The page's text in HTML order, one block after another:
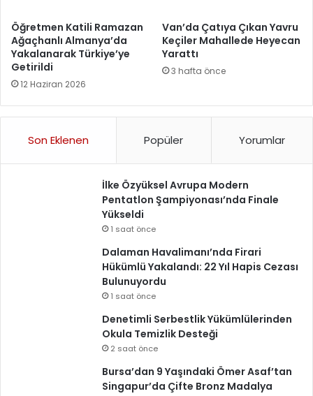
Öğretmen Katili Ramazan
Ağaçhanlı Almanya’da
Yakalanarak Türkiye’ye
Getirildi
12 Haziran 2026
Van’da Çatıya Çıkan Yavru
Keçiler Mahallede Heyecan
Yarattı
3 hafta önce
Son Eklenen Popüler Yorumlar
İlke Özyüksel Avrupa Modern
Pentatlon Şampiyonası’nda Finale
Yükseldi
1 saat önce
Dalaman Havalimanı’nda Firari
Hükümlü Yakalandı: 22 Yıl Hapis Cezası
Bulunuyordu
1 saat önce
Denetimli Serbestlik Yükümlülerinden
Okula Temizlik Desteği
2 saat önce
Bursa’dan 9 Yaşındaki Ömer Asaf’tan
Singapur’da Çifte Bronz Madalya